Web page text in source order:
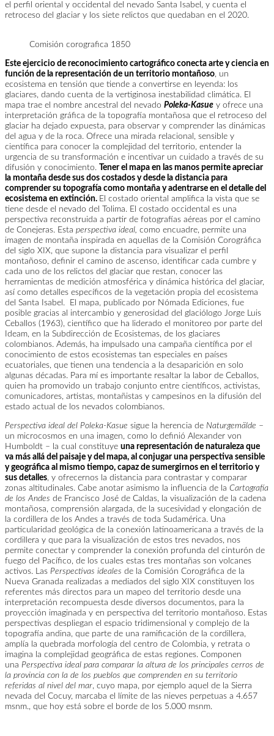
el perfil oriental y occidental del nevado Santa Isabel, y cuenta el
retroceso del glaciar y los siete relictos que quedaban en el 2020.
Comisión corografica 1850
Este ejercicio de reconocimiento cartográfico conecta arte y ciencia en
función de la representación de un territorio montañoso, un
ecosistema en tensión que tiende a convertirse en leyenda: los
glaciares, dando cuenta de la vertiginosa inestabilidad climática. El
mapa trae el nombre ancestral del nevado Poleka-Kasue y ofrece una
interpretación gráfica de la topografía montañosa que el retroceso del
glaciar ha dejado expuesta, para observar y comprender las dinámicas
del agua y de la roca. Ofrece una mirada relacional, sensible y
científica para conocer la complejidad del territorio, entender la
urgencia de su transformación e incentivar un cuidado a través de su
difusión y conocimiento.
Tener el mapa en las manos permite apreciar
la montaña desde sus dos costados y desde la distancia para
comprender su topografía como montaña y adentrarse en el detalle del
ecosistema en extinción. El costado oriental amplifica la vista que se
tiene desde el nevado del Tolima. El costado occidental es una
perspectiva reconstruida a partir de fotografías aéreas por el camino
de Conejeras. Esta perspectiva ideal, como encuadre, permite una
imagen de montaña inspirada en aquellas de la Comisión Corográfica
del siglo XIX, que supone la distancia para visualizar el perfil
montañoso, definir el camino de ascenso, identificar cada cumbre y
cada uno de los relictos del glaciar que restan, conocer las
herramientas de medición atmosférica y dinámica histórica del glaciar,
así como detalles específicos de la vegetación propia del ecosistema
del Santa Isabel. El mapa, publicado por Nómada Ediciones, fue
posible gracias al intercambio y generosidad del glaciólogo Jorge Luis
Ceballos (1963), científico que ha liderado el monitoreo por parte del
Ideam, en la Subdirección de Ecosistemas, de los glaciares
colombianos. Además, ha impulsado una campaña científica por el
conocimiento de estos ecosistemas tan especiales en países
ecuatoriales, que tienen una tendencia a la desaparición en solo
algunas décadas. Para mí es importante resaltar la labor de Ceballos,
quien ha promovido un trabajo conjunto entre científicos, activistas,
comunicadores, artistas, montañistas y campesinos en la difusión del
estado actual de los nevados colombianos.
Perspectiva ideal del Poleka-Kasue sigue la herencia de Naturgemälde –
un microcosmos en una imagen, como lo definió Alexander von
Humboldt – la cual constituye una representación de naturaleza que
va más allá del paisaje y del mapa, al conjugar una perspectiva sensible
y geográfica al mismo tiempo, capaz de sumergirnos en el territorio y
sus detalles, y ofrecernos la distancia para contrastar y comparar
zonas altitudinales. Cabe anotar asimismo la influencia de la Cartografía
de los Andes de Francisco José de Caldas, la visualización de la cadena
montañosa, comprensión alargada, de la sucesividad y elongación de
la cordillera de los Andes a través de toda Sudamérica. Una
particularidad geológica de la conexión latinoamericana a través de la
cordillera y que para la visualización de estos tres nevados, nos
permite conectar y comprender la conexión profunda del cinturón de
fuego del Pacífico, de los cuales estas tres montañas son volcanes
activos. Las Perspectivas ideales de la Comisión Corográfica de la
Nueva Granada realizadas a mediados del siglo XIX constituyen los
referentes más directos para un mapeo del territorio desde una
interpretación recompuesta desde diversos documentos, para la
proyección imaginada y en perspectiva del territorio montañoso. Estas
perspectivas despliegan el espacio tridimensional y complejo de la
topografía andina, que parte de una ramificación de la cordillera,
amplía la quebrada morfología del centro de Colombia, y retrata o
imagina la complejidad geográfica de estas regiones. Componen
una Perspectiva ideal para comparar la altura de los principales cerros de
la provincia con la de los pueblos que comprenden en su territorio
referidas al nivel del mar, cuyo mapa, por ejemplo aquel de la Sierra
nevada del Cocuy, marcaba el límite de las nieves perpetuas a 4.657
msnm., que hoy está sobre el borde de los 5.000 msnm.